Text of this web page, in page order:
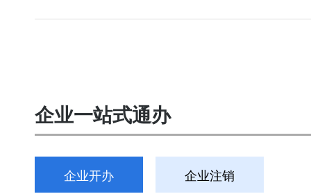
企业一站式通办
企业开办 企业注销